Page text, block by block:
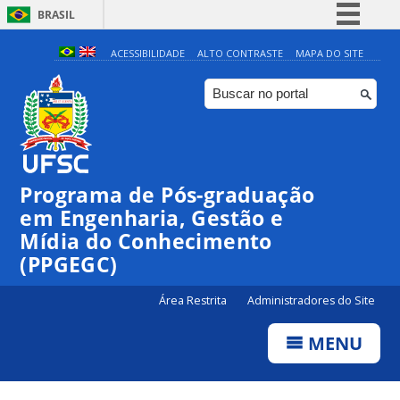
BRASIL
Simplifique!
Comunica BR
Participe
Canais
ACESSIBILIDADE ALTO CONTRASTE MAPA DO SITE
Programa de Pós-graduação
em Engenharia, Gestão e
Mídia do Conhecimento
(PPGEGC)
Área Restrita Administradores do Site
MENU